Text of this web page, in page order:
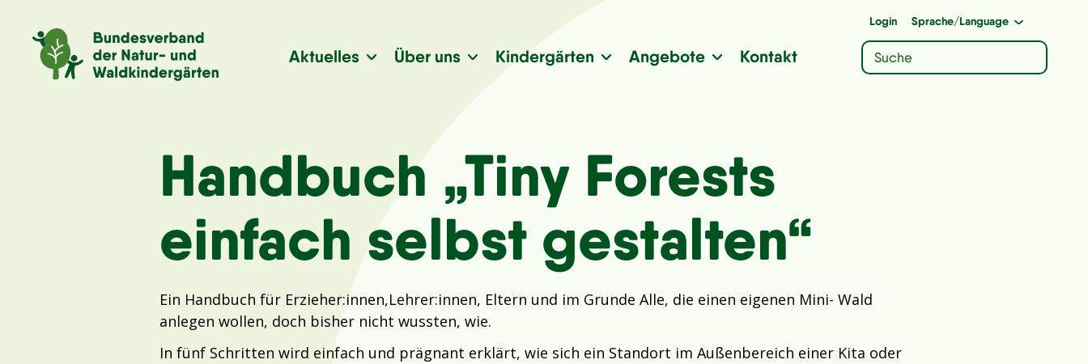
Login Sprache/Language
Aktuelles Über uns Kindergärten Angebote Kontakt
Handbuch „Tiny Forests
einfach selbst gestalten“
Ein Handbuch für Erzieher:innen,Lehrer:innen, Eltern und im Grunde Alle, die einen eigenen Mini- Wald
anlegen wollen, doch bisher nicht wussten, wie.
In fünf Schritten wird einfach und prägnant erklärt, wie sich ein Standort im Außenbereich einer Kita oder